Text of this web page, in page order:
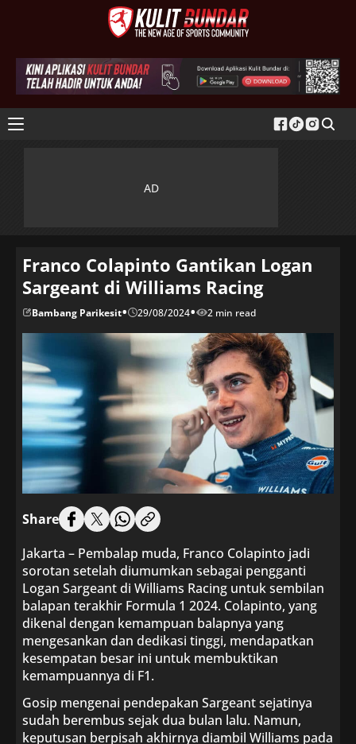
Franco Colapinto Gantikan Logan
Sargeant di Williams Racing
Bambang Parikesit• 29/08/2024• 2 min read
Share
Jakarta – Pembalap muda, Franco Colapinto jadi
sorotan setelah diumumkan sebagai pengganti
Logan Sargeant di Williams Racing untuk sembilan
balapan terakhir Formula 1 2024. Colapinto, yang
dikenal dengan kemampuan balapnya yang
mengesankan dan dedikasi tinggi, mendapatkan
kesempatan besar ini untuk membuktikan
kemampuannya di F1.
Gosip mengenai pendepakan Sargeant sejatinya
sudah berembus sejak dua bulan lalu. Namun,
keputusan berpisah akhirnya diambil Williams pada